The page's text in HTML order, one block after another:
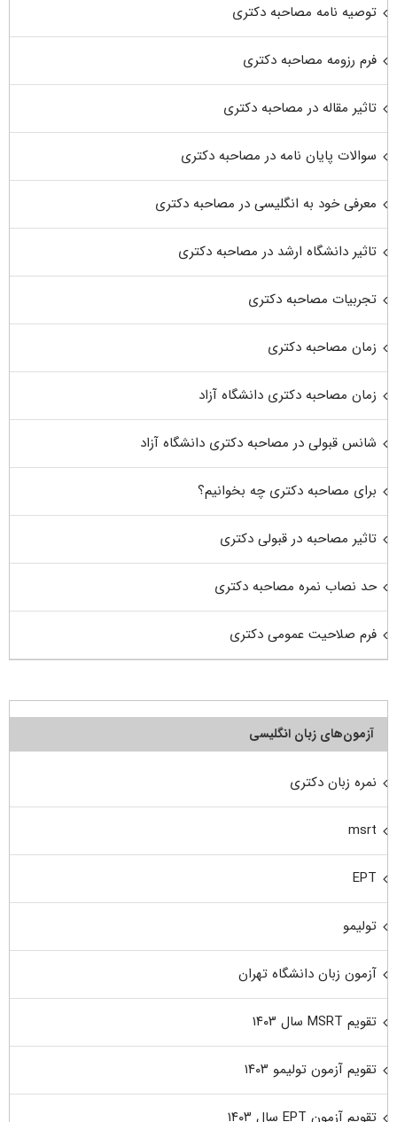
توصیه نامه مصاحبه دکتری
فرم رزومه مصاحبه دکتری
تاثیر مقاله در مصاحبه دکتری
سوالات پایان نامه در مصاحبه دکتری
معرفی خود به انگلیسی در مصاحبه دکتری
تاثیر دانشگاه ارشد در مصاحبه دکتری
تجربیات مصاحبه دکتری
زمان مصاحبه دکتری
زمان مصاحبه دکتری دانشگاه آزاد
شانس قبولی در مصاحبه دکتری دانشگاه آزاد
برای مصاحبه دکتری چه بخوانیم؟
تاثیر مصاحبه در قبولی دکتری
حد نصاب نمره مصاحبه دکتری
فرم صلاحیت عمومی دکتری
آزمون‌های زبان انگلیسی
نمره زبان دکتری
msrt
EPT
تولیمو
آزمون زبان دانشگاه تهران
تقویم MSRT سال ۱۴۰۳
تقویم آزمون تولیمو ۱۴۰۳
تقویم آزمون EPT سال ۱۴۰۳